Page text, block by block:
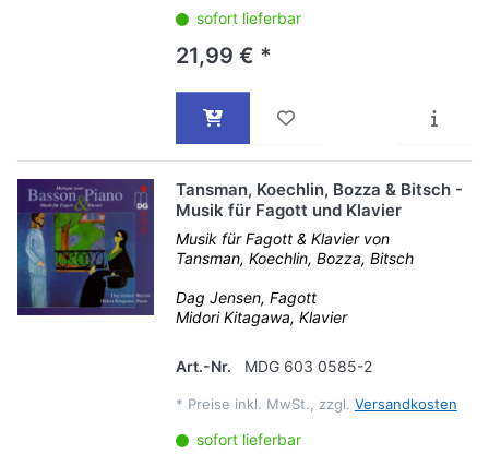
sofort lieferbar
21,99 € *
Tansman, Koechlin, Bozza & Bitsch -
Musik für Fagott und Klavier
Musik für Fagott & Klavier von
Tansman, Koechlin, Bozza, Bitsch
Dag Jensen, Fagott
Midori Kitagawa, Klavier
Art.-Nr. MDG 603 0585-2
* Preise inkl. MwSt., zzgl. Versandkosten
sofort lieferbar